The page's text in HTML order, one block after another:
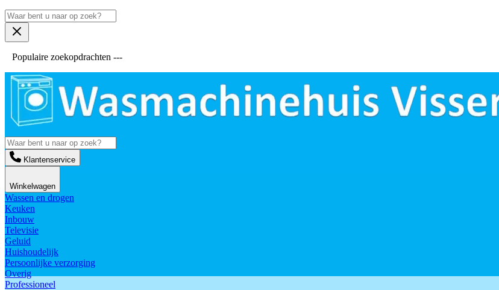
Populaire zoekopdrachten ---
Klantenservice
Winkelwagen
Wassen en drogen
Keuken
Inbouw
Televisie
Geluid
Huishoudelijk
Persoonlijke verzorging
Overig
Professioneel